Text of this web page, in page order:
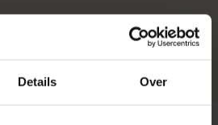
Details Over